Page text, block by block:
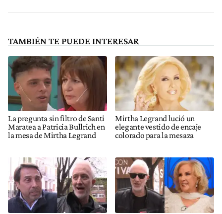
TAMBIÉN TE PUEDE INTERESAR
La pregunta sin filtro de Santi
Maratea a Patricia Bullrich en
la mesa de Mirtha Legrand
Mirtha Legrand lució un
elegante vestido de encaje
colorado para la mesaza